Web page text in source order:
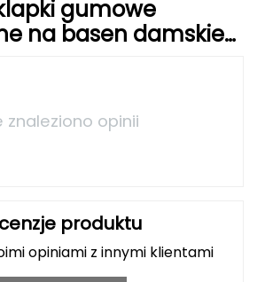
gumowe
na basen damskie
znaleziono opinii
produktu
opiniami z innymi klientami